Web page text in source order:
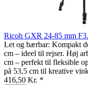
Ricoh GXR 24-85 mm
Let og bærbar: Kompakt
cm – ideel til rejser. Høj
cm – perfekt til fleksible
på 53,5 cm til kreative
416,50 Kr. *